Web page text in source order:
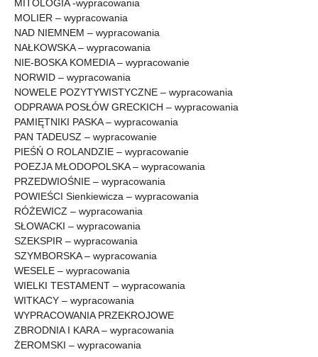
MITOLOGIA -wypracowania
MOLIER – wypracowania
NAD NIEMNEM – wypracowania
NAŁKOWSKA – wypracowania
NIE-BOSKA KOMEDIA – wypracowanie
NORWID – wypracowania
NOWELE POZYTYWISTYCZNE – wypracowania
ODPRAWA POSŁÓW GRECKICH – wypracowania
PAMIĘTNIKI PASKA – wypracowania
PAN TADEUSZ – wypracowanie
PIEŚŃ O ROLANDZIE – wypracowanie
POEZJA MŁODOPOLSKA – wypracowania
PRZEDWIOŚNIE – wypracowania
POWIEŚCI Sienkiewicza – wypracowania
RÓŻEWICZ – wypracowania
SŁOWACKI – wypracowania
SZEKSPIR – wypracowania
SZYMBORSKA – wypracowania
WESELE – wypracowania
WIELKI TESTAMENT – wypracowania
WITKACY – wypracowania
WYPRACOWANIA PRZEKROJOWE
ZBRODNIA I KARA – wypracowania
ŻEROMSKI – wypracowania